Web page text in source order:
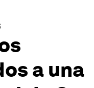
a una